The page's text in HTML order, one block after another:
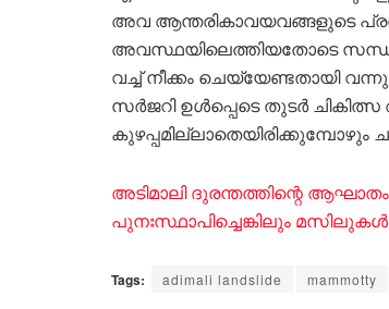
അവ ആന്തരികാവയവങ്ങളുടെ
അവസ്ഥയിലെത്തിയതോടെ
വച്ച് നീക്കം ചെയ്യേണ്ടതായി
സർജറി ഉൾപ്പെടെ തുടർ
അടിമാലി ദുരന്തത്തിന്റെ
പുനഃസ്ഥാപിച്ചെങ്കിലും
Tags: adimali landslide mammotty